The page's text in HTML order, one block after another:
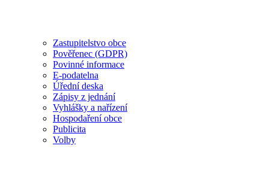
Zastupitelstvo obce
Pověřenec (GDPR)
Povinné informace
E-podatelna
Úřední deska
Zápisy z jednání
Vyhlášky a nařízení
Hospodaření obce
Publicita
Volby